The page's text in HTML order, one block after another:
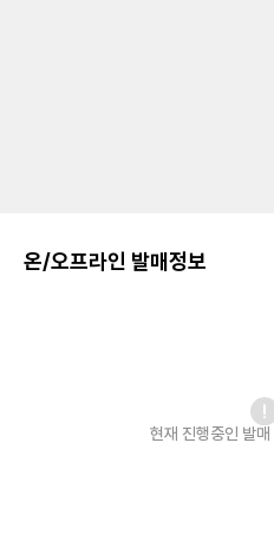
온/오프라인 발매정보
현재 진행중인 발매